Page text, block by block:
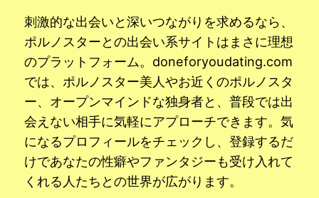
刺激的な出会いと深いつながりを求めるなら、
ポルノスターとの出会い系サイトはまさに理想
のプラットフォーム。doneforyoudating.com
では、ポルノスター美人やお近くのポルノスタ
ー、オープンマインドな独身者と、普段では出
会えない相手に気軽にアプローチできます。気
になるプロフィールをチェックし、登録するだ
けであなたの性癖やファンタジーも受け入れて
くれる人たちとの世界が広がります。